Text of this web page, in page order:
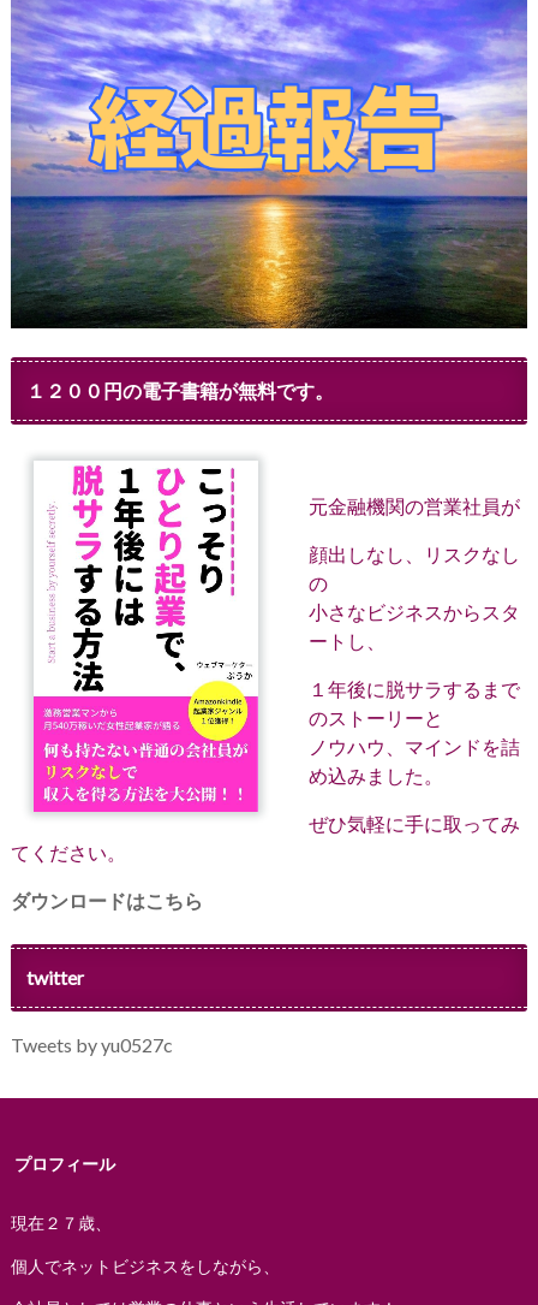
１２００円の電子書籍が無料です。
元金融機関の営業社員が
顔出しなし、リスクなし
の
小さなビジネスからスタ
ートし、
１年後に脱サラするまで
のストーリーと
ノウハウ、マインドを詰
め込みました。
ぜひ気軽に手に取ってみ
てください。
ダウンロードはこちら
twitter
Tweets by yu0527c
プロフィール
現在２７歳、
個人でネットビジネスをしながら、